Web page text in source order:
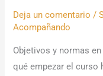
Deja un comentario /
Acompañando
Objetivos y normas
qué empezar el curso